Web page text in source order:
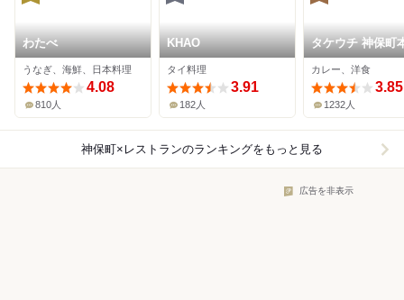
わたべ
うなぎ、海鮮、日本料理
4.08
810人
KHAO
タイ料理
3.91
182人
タケウチ 神保町
カレー、洋食
3.85
1232人
神保町×レストランのランキングをもっと見る
広告を非表示